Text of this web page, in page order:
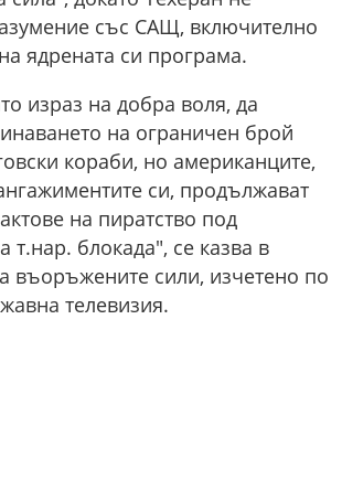
със САЩ, включително
ядрената си програма.
израз на добра воля, да
на ограничен брой
кораби, но американците,
си, продължават
на пиратство под
т.нар. блокада", се казва в
въоръжените сили, изчетено по
телевизия.